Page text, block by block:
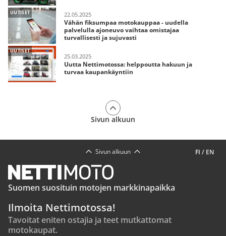
UUTISET 22.05.2025
Vähän fiksumpaa motokauppaa - uudella
palvelulla ajoneuvo vaihtaa omistajaa
turvallisesti ja sujuvasti
UUTISET
25.03.2025
Uutta Nettimotossa: helppoutta hakuun ja
turvaa kaupankäyntiin
Sivun alkuun
FI / EN
Sivun alkuun
Suomen suosituin motojen markkinapaikka
Ilmoita Nettimotossa!
Tavoitat eniten ostajia ja teet mutkattomat
motokaupat.